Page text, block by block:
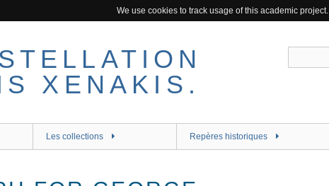
We use cookies to track usage of this academic project.
Les collections Repères historiques